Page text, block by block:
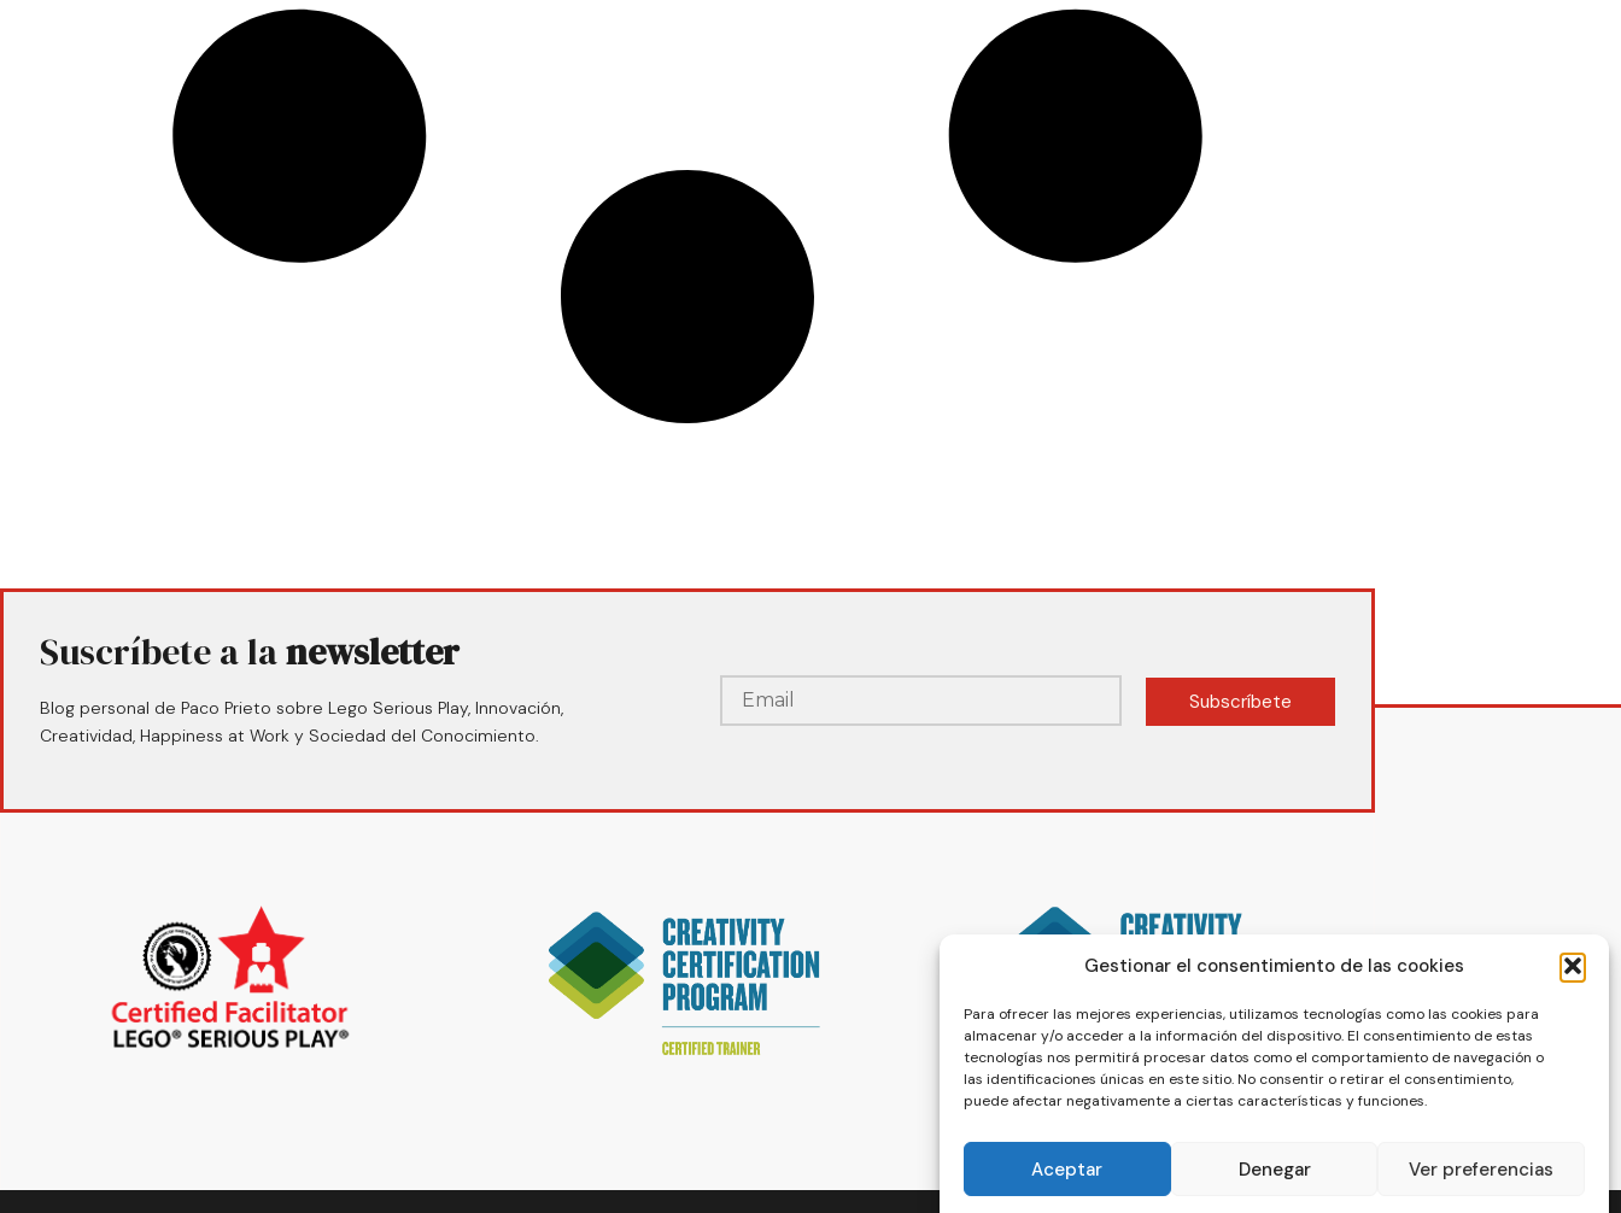
Gestionar el consentimiento de las cookies
Para ofrecer las mejores experiencias, utilizamos tecnologías como las cookies para
almacenar y/o acceder a la información del dispositivo. El consentimiento de estas
tecnologías nos permitirá procesar datos como el comportamiento de navegación o
las identificaciones únicas en este sitio. No consentir o retirar el consentimiento,
puede afectar negativamente a ciertas características y funciones.
Aceptar Denegar Ver preferencias
Suscríbete a lanewsletter
Blog personal de Paco Prieto sobre Lego Serious Play, Innovación,
Creatividad, Happiness at Work y Sociedad del Conocimiento.
Subscríbete